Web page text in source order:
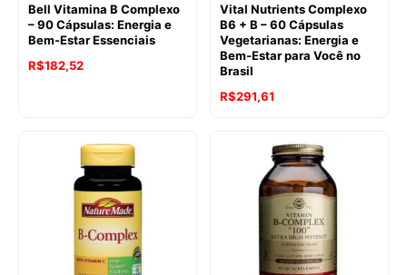
Bell Vitamina B Complexo
– 90 Cápsulas: Energia e
Bem-Estar Essenciais
R$182,52
Vital Nutrients Complexo
B6 + B – 60 Cápsulas
Vegetarianas: Energia e
Bem-Estar para Você no
Brasil
R$291,61